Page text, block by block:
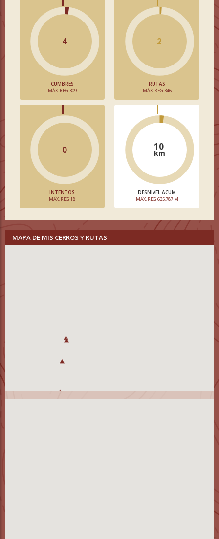
4
CUMBRES
MÁX. REG 309
2
RUTAS
MÁX. REG 346
0
INTENTOS
MÁX. REG 18
10
km
DESNIVEL ACUM
MÁX. REG 635.787 M
MAPA DE MIS CERROS Y RUTAS